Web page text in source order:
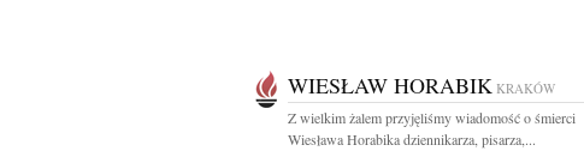
WIESŁAW HORABIK KRAKÓW
Z wielkim żalem przyjęliśmy wiadomość o śmierci
Wiesława Horabika dziennikarza, pisarza,...